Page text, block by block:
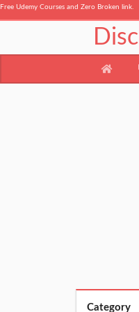
Free Udemy Courses and Zero Broken link.
Disc
Category